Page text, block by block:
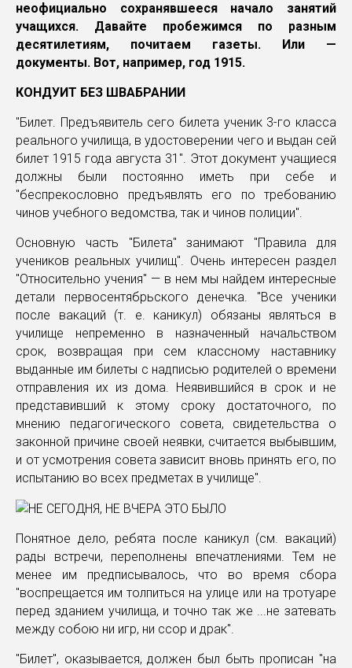
неофициально сохранявшееся начало занятий
учащихся. Давайте пробежимся по разным
десятилетиям, почитаем газеты. Или —
документы. Вот, например, год 1915.
КОНДУИТ БЕЗ ШВАБРАНИИ
"Билет. Предъявитель сего билета ученик 3-го класса
реального училища, в удостоверении чего и выдан сей
билет 1915 года августа 31". Этот документ учащиеся
должны были постоянно иметь при себе и
"беспрекословно предъявлять его по требованию
чинов учебного ведомства, так и чинов полиции".
Основную часть "Билета" занимают "Правила для
учеников реальных училищ". Очень интересен раздел
"Относительно учения" — в нем мы найдем интересные
детали первосентябрьского денечка. "Все ученики
после вакаций (т. е. каникул) обязаны являться в
училище непременно в назначенный начальством
срок, возвращая при сем классному наставнику
выданные им билеты с надписью родителей о времени
отправления их из дома. Неявившийся в срок и не
представивший к этому сроку достаточного, по
мнению педагогического совета, свидетельства о
законной причине своей неявки, считается выбывшим,
и от усмотрения совета зависит вновь принять его, по
испытанию во всех предметах в училище".
Понятное дело, ребята после каникул (см. вакаций)
рады встречи, переполнены впечатлениями. Тем не
менее им предписывалось, что во время сбора
"воспрещается им толпиться на улице или на тротуаре
перед зданием училища, и точно так же ...не затевать
между собою ни игр, ни ссор и драк".
"Билет", оказывается, должен был быть прописан "на